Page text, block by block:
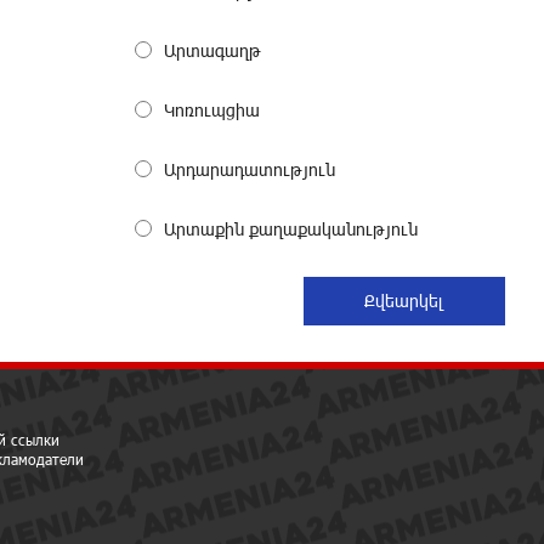
помогают школьникам развивать
При поддержке Ucom в Шенаване
22 дней назад
Юнибанк разыграет поездку в
Италию среди новых держателей
Արտագաղթ
Կոռուպցիա
Արդարադատություն
Արտաքին քաղաքականություն
ссылки